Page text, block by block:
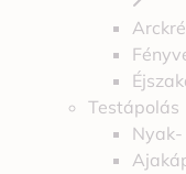
Testápolás
Nyak-